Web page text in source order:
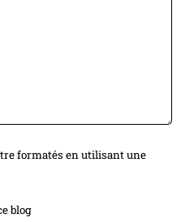
formatés en utilisant une
blog